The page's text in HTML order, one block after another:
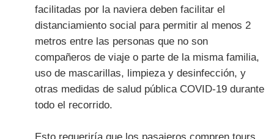
facilitadas por la naviera deben facilitar el
distanciamiento social para permitir al menos 2
metros entre las personas que no son
compañeros de viaje o parte de la misma familia,
uso de mascarillas, limpieza y desinfección, y
otras medidas de salud pública COVID-19 durante
todo el recorrido.